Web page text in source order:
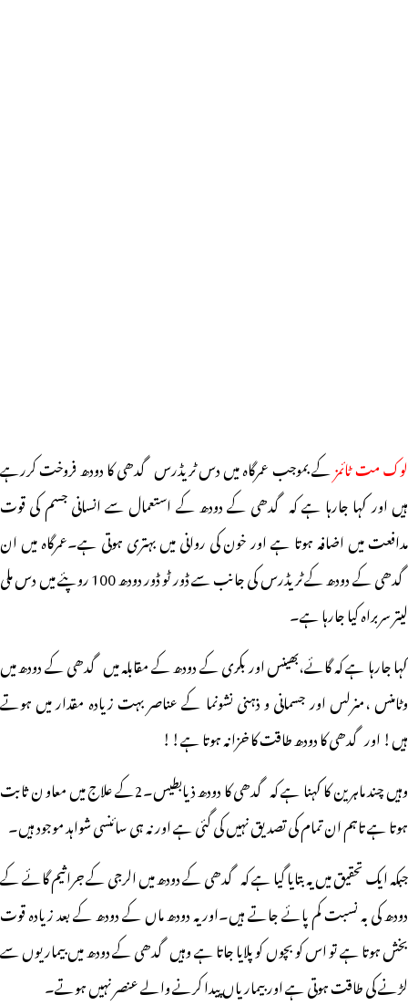
لوک مت ٹائمزکے بموجب عمرگاہ میں دس ٹریڈرس گدھی کا دودھ فروخت کررہے
ہیں اور کہا جارہا ہے کہ گدھی کے دودھ کے استعمال سے انسانی جسم کی قوت
مدافعت میں اضافہ ہوتا ہے اور خون کی روانی میں بہتری ہوتی ہے۔عمرگاہ میں ان
گدھی کے دودھ کے ٹریڈرس کی جانب سے ڈور ٹو ڈور دودھ 100 روپئے میں دس ملی
لیتر سربراہ کیا جارہا ہے۔
کہا جارہا ہے کہ گائے،بھینس اور بکری کے دودھ کے مقابلہ میں گدھی کے دودھ میں
وٹامنس ،منرلس اور جسمانی و ذہنی نشونما کے عناصر بہت زیادہ مقدار میں ہوتے
ہیں! اور گدھی کا دودھ طاقت کا خزانہ ہوتا ہے!!
وہیں چند ماہرین کا کہنا ہے کہ گدھی کا دودھ ذیابطیس۔2کے علاج میں معاو ن ثابت
ہوتا ہے تاہم ان تمام کی تصدیق نہیں کی گئی ہے اور نہ ہی سائنسی شواہد موجود ہیں۔
جبکہ ایک تحقیق میں یہ بتایا گیا ہے کہ گدھی کے دودھ میں الرجی کے جراثیم گائے کے
دودھ کی بہ نسبت کم پائے جاتے ہیں۔اور یہ دودھ ماں کے دودھ کے بعد زیادہ قوت
بخش ہوتا ہے تو اس کو بچوں کو پلایا جاتا ہے وہیں گدھی کے دودھ میں بیماریوں سے
لڑنے کی طاقت ہوتی ہے اور بیماریاں پیدا کرنے والے عنصر نہیں ہوتے۔